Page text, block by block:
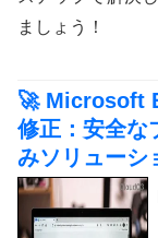
ましょう！
🚀 Microsoft
修正：安全な
みソリューシ